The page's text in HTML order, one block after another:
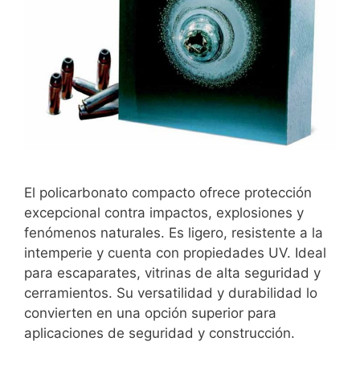
El policarbonato compacto ofrece protección
excepcional contra impactos, explosiones y
fenómenos naturales. Es ligero, resistente a la
intemperie y cuenta con propiedades UV. Ideal
para escaparates, vitrinas de alta seguridad y
cerramientos. Su versatilidad y durabilidad lo
convierten en una opción superior para
aplicaciones de seguridad y construcción.